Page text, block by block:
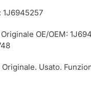
1J6945257
OE/OEM:
Usato.